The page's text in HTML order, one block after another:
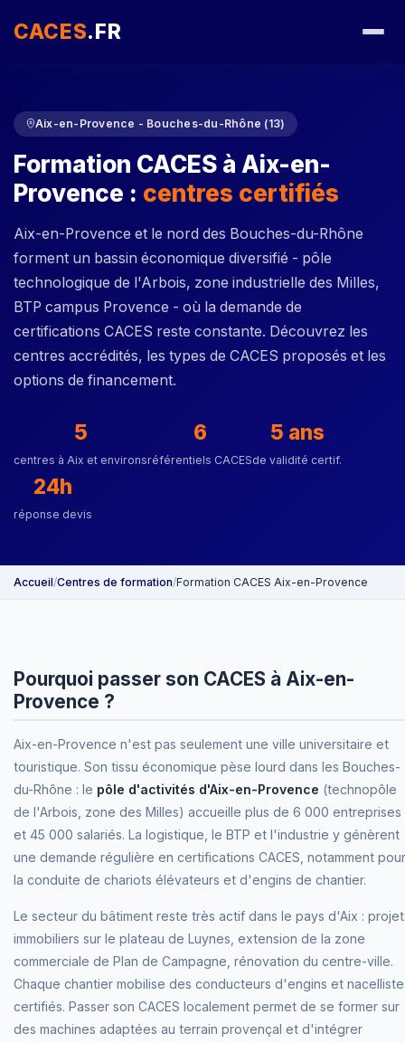
CACES.FR
Aix-en-Provence - Bouches-du-Rhône (13)
Formation CACES à Aix-en-
Provence : centres certifiés
Aix-en-Provence et le nord des Bouches-du-Rhône
forment un bassin économique diversifié - pôle
technologique de l'Arbois, zone industrielle des Milles,
BTP campus Provence - où la demande de
certifications CACES reste constante. Découvrez les
centres accrédités, les types de CACES proposés et les
options de financement.
5
centres à Aix et environs
6
référentiels CACES
5 ans
de validité certif.
24h
réponse devis
Accueil/Centres de formation/Formation CACES Aix-en-Provence
Pourquoi passer son CACES à Aix-en-
Provence ?
Aix-en-Provence n'est pas seulement une ville universitaire et
touristique. Son tissu économique pèse lourd dans les Bouches-
du-Rhône : le pôle d'activités d'Aix-en-Provence (technopôle
de l'Arbois, zone des Milles) accueille plus de 6 000 entreprises
et 45 000 salariés. La logistique, le BTP et l'industrie y génèrent
une demande régulière en certifications CACES, notamment pour
la conduite de chariots élévateurs et d'engins de chantier.
Le secteur du bâtiment reste très actif dans le pays d'Aix :
immobiliers sur le plateau de Luynes, extension de la zone
commerciale de Plan de Campagne, rénovation du centre-ville.
Chaque chantier mobilise des conducteurs d'engins et
certifiés. Passer son CACES localement permet de se former sur
des machines adaptées au terrain provençal et d'intégrer